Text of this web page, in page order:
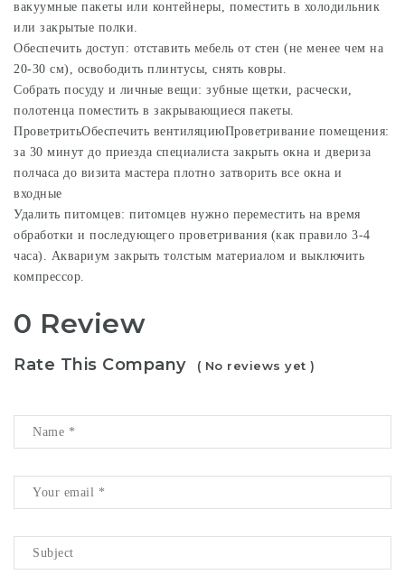
вакуумные пакеты или контейнеры, поместить в холодильник
или закрытые полки.
Обеспечить доступ: отставить мебель от стен (не менее чем на
20-30 см), освободить плинтусы, снять ковры.
Собрать посуду и личные вещи: зубные щетки, расчески,
полотенца поместить в закрывающиеся пакеты.
ПроветритьОбеспечить вентиляциюПроветривание помещения:
за 30 минут до приезда специалиста закрыть окна и двериза
полчаса до визита мастера плотно затворить все окна и
входные
Удалить питомцев: питомцев нужно переместить на время
обработки и последующего проветривания (как правило 3-4
часа). Аквариум закрыть толстым материалом и выключить
компрессор.
0 Review
Rate This Company ( No reviews yet )